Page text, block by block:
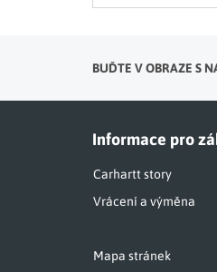
BUĎTE V OBRAZE S
Informace pro
Carhartt story
Vrácení a výměna
Mapa stránek